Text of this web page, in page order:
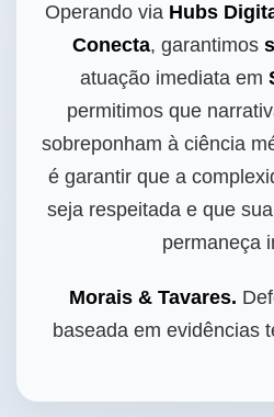
Operando via Hubs
Conecta, garantimos
atuação imediata em
permitimos que
sobreponham à ciência
é garantir que a
seja respeitada e que
permaneça
Morais & Tavares.
baseada em evidências